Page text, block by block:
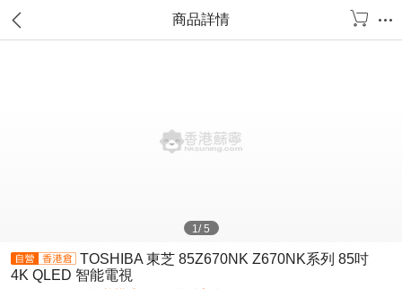
商品詳情
1/5
TOSHIBA 東芝 85Z670NK Z670NK系列 85吋
4K QLED 智能電視